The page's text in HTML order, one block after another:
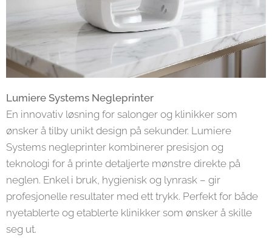
Lumiere Systems Negleprinter
En innovativ løsning for salonger og klinikker som
ønsker å tilby unikt design på sekunder. Lumiere
Systems negleprinter kombinerer presisjon og
teknologi for å printe detaljerte mønstre direkte på
neglen. Enkel i bruk, hygienisk og lynrask – gir
profesjonelle resultater med ett trykk. Perfekt for både
nyetablerte og etablerte klinikker som ønsker å skille
seg ut.